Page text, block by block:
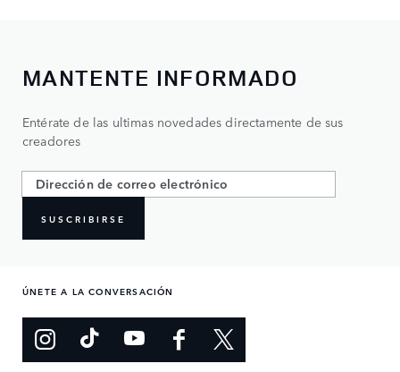
MANTENTE INFORMADO
Entérate de las ultimas novedades directamente de sus
creadores
SUSCRIBIRSE
ÚNETE A LA CONVERSACIÓN